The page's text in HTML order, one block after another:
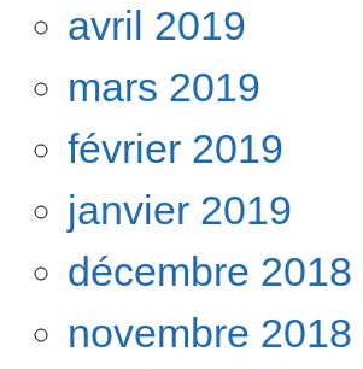
avril 2019
mars 2019
février 2019
janvier 2019
décembre 2018
novembre 2018